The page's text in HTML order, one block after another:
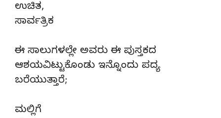
ಉಚಿತ,
ಸಾರ್ವತ್ರಿಕ
ಈ ಸಾಲುಗಳಲ್ಲೇ ಅವರು ಈ ಪುಸ್ತಕದ
ಆಶಯವಿಟ್ಟುಕೊಂಡು ಇನ್ನೊಂದು ಪದ್ಯ
ಬರೆಯುತ್ತಾರೆ;
ಮಲ್ಲಿಗೆ